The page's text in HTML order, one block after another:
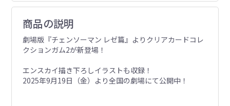
商品の説明
劇場版『チェンソーマン レゼ篇』よりクリアカードコレ
クションガム2が新登場！
エンスカイ描き下ろしイラストも収録！
2025年9月19日（金）より全国の劇場にて公開中！